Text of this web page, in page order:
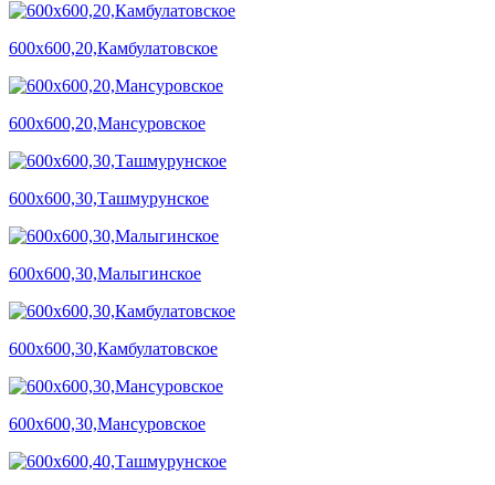
600х600,20,Камбулатовское
600х600,20,Мансуровское
600х600,30,Ташмурунское
600х600,30,Малыгинское
600х600,30,Камбулатовское
600х600,30,Мансуровское